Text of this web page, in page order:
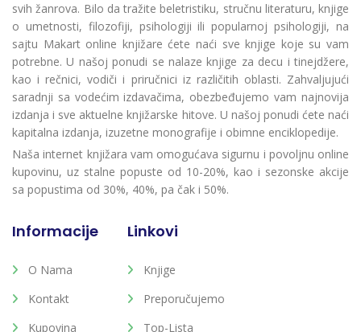
svih žanrova. Bilo da tražite beletristiku, stručnu literaturu, knjige
o umetnosti, filozofiji, psihologiji ili popularnoj psihologiji, na
sajtu Makart online knjižare ćete naći sve knjige koje su vam
potrebne. U našoj ponudi se nalaze knjige za decu i tinejdžere,
kao i rečnici, vodiči i priručnici iz različitih oblasti. Zahvaljujući
saradnji sa vodećim izdavačima, obezbeđujemo vam najnovija
izdanja i sve aktuelne knjižarske hitove. U našoj ponudi ćete naći
kapitalna izdanja, izuzetne monografije i obimne enciklopedije.
Naša internet knjižara vam omogućava sigurnu i povoljnu online
kupovinu, uz stalne popuste od 10-20%, kao i sezonske akcije
sa popustima od 30%, 40%, pa čak i 50%.
Informacije
O Nama
Kontakt
Kupovina
Linkovi
Knjige
Preporučujemo
Top-Lista